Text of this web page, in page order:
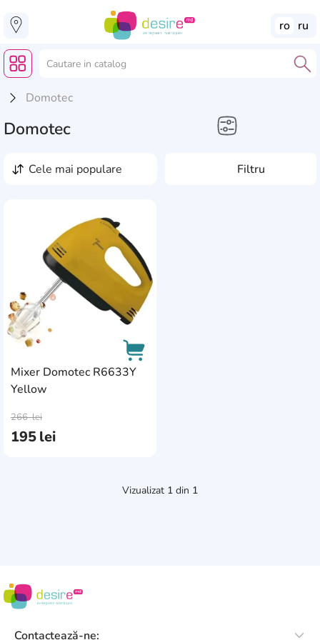
ro ru
Domotec
Domotec
Filtru
cele mai populare
Mixer Domotec R6633Y
Yellow
195lei
266lei
Vizualizat 1 din 1
Contactează-ne: